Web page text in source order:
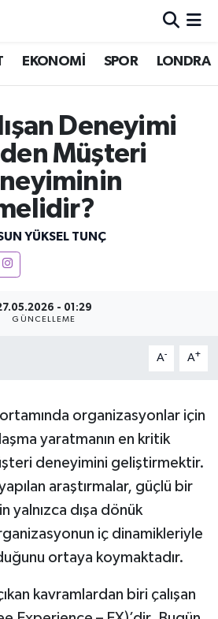
EKONOMİ SPOR LONDRA
Deneyimi
Müşteri
YÜKSEL TUNÇ
- 01:29
GÜNCELLEME
A- A+
organizasyonlar için
yaratmanın en kritik
deneyimini geliştirmektir.
araştırmalar, güçlü bir
yalnızca dışa dönük
iç dinamikleriyle
ortaya koymaktadır.
kavramlardan biri çalışan